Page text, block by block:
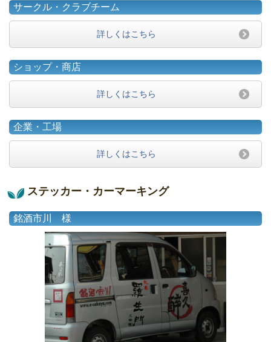
サークル・クラブチーム
詳しくはこちら
ショップ・商店
詳しくはこちら
企業・工場
詳しくはこちら
ステッカー・カーマーキング
銘酒市川 様